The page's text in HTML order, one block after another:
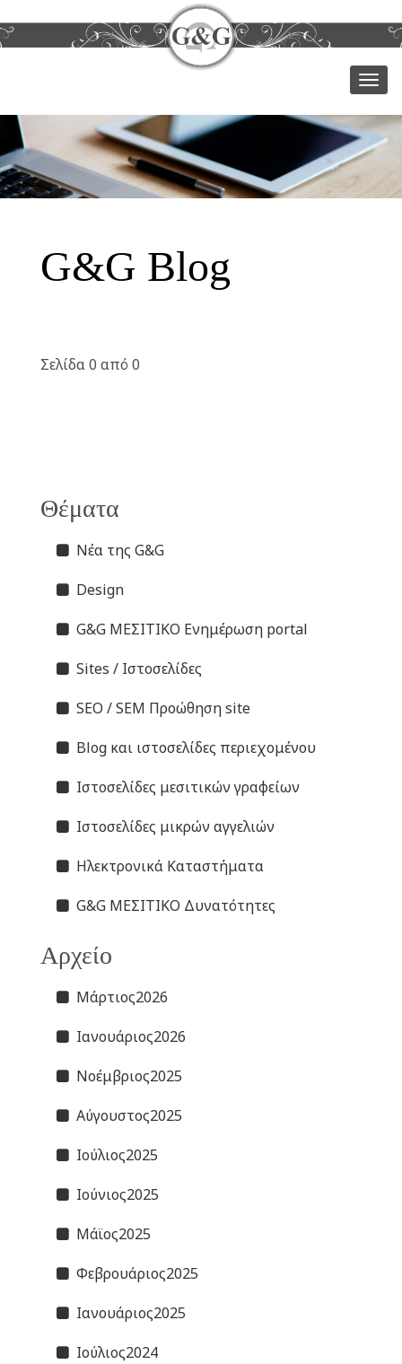
G&G Blog
Σελίδα 0 από 0
Θέματα
Νέα της G&G
Design
G&G ΜΕΣΙΤΙΚΟ Ενημέρωση portal
Sites / Ιστοσελίδες
SEO / SEM Προώθηση site
Blog και ιστοσελίδες περιεχομένου
Ιστοσελίδες μεσιτικών γραφείων
Ιστοσελίδες μικρών αγγελιών
Ηλεκτρονικά Καταστήματα
G&G ΜΕΣΙΤΙΚΟ Δυνατότητες
Αρχείο
Μάρτιος2026
Ιανουάριος2026
Νοέμβριος2025
Αύγουστος2025
Ιούλιος2025
Ιούνιος2025
Μάϊος2025
Φεβρουάριος2025
Ιανουάριος2025
Ιούλιος2024